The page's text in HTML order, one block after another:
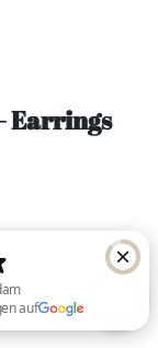
Earrings
Silver.